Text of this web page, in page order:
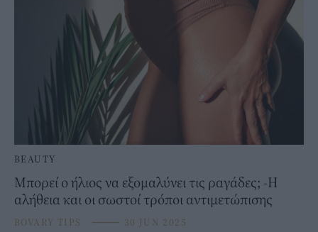
BEAUTY
Μπορεί ο ήλιος να εξομαλύνει τις ραγάδες; -Η
αλήθεια και οι σωστοί τρόποι αντιμετώπισης
BOVARY TIPS ⸻ 30 JUN 2025